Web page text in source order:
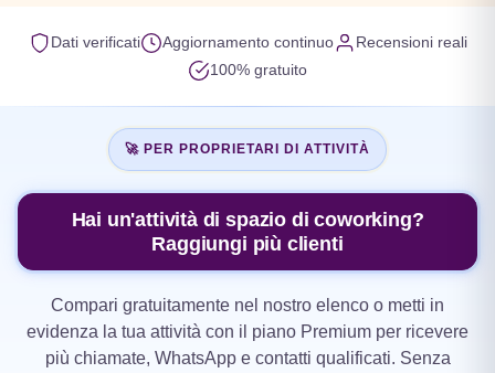
Veneto
Dati verificati Aggiornamento continuo
Recensioni reali
100% gratuito
🚀 PER PROPRIETARI DI ATTIVITÀ
Hai un'attività di spazio di coworking?
Raggiungi più clienti
Compari gratuitamente nel nostro elenco o metti in
evidenza la tua attività con il piano Premium per ricevere
più chiamate, WhatsApp e contatti qualificati. Senza